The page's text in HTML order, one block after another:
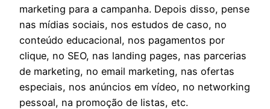
marketing para a campanha. Depois disso, pense
nas mídias sociais, nos estudos de caso, no
conteúdo educacional, nos pagamentos por
clique, no SEO, nas landing pages, nas parcerias
de marketing, no email marketing, nas ofertas
especiais, nos anúncios em vídeo, no networking
pessoal, na promoção de listas, etc.